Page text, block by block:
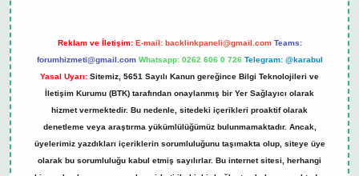
Reklam ve İletişim: E-mail: backlinkpaneli@gmail.com Teams:
forumhizmeti@gmail.com Whatsapp: 0262 606 0 726 Telegram: @karabul
Yasal Uyarı: Sitemiz, 5651 Sayılı Kanun gereğince Bilgi Teknolojileri ve
İletişim Kurumu (BTK) tarafından onaylanmış bir Yer Sağlayıcı olarak
hizmet vermektedir. Bu nedenle, sitedeki içerikleri proaktif olarak
denetleme veya araştırma yükümlülüğümüz bulunmamaktadır. Ancak,
üyelerimiz yazdıkları içeriklerin sorumluluğunu taşımakta olup, siteye üye
olarak bu sorumluluğu kabul etmiş sayılırlar. Bu internet sitesi, herhangi